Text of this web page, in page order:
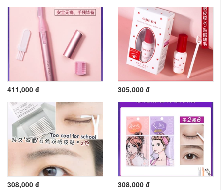
411,000 đ 305,000 đ
308,000 đ 308,000 đ